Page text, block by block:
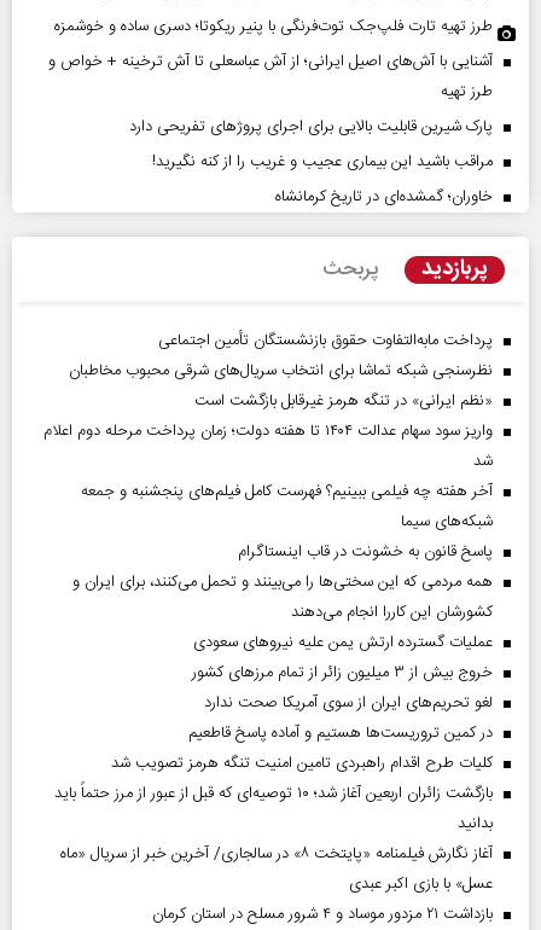
طرز تهیه تارت فلپ‌جک توت‌فرنگی با پنیر ریکوتا؛ دسری ساده و خوشمزه
آشنایی با آش‌های اصیل ایرانی؛ از آش عباسعلی تا آش ترخینه + خواص و
طرز تهیه
پارک شیرین قابلیت‌ بالایی برای اجرای پروژهای تفریحی دارد
مراقب باشید این بیماری عجیب و غریب را از کنه نگیرید!
خاوران؛ گمشده‌ای در تاریخ کرمانشاه
پربازدید پربحث
پرداخت مابه‌التفاوت حقوق بازنشستگان تأمین اجتماعی
نظرسنجی شبکه تماشا برای انتخاب سریال‌های شرقی محبوب مخاطبان
«نظم ایرانی» در تنگه هرمز غیرقابل بازگشت است
واریز سود سهام عدالت ۱۴۰۴ تا هفته دولت؛ زمان پرداخت مرحله دوم اعلام
شد
آخر هفته چه فیلمی ببینیم؟ فهرست کامل فیلم‌های پنجشنبه و جمعه
شبکه‌های سیما
پاسخ قانون به خشونت در قاب اینستاگرام
همه مردمی که این سختی‌ها را می‌بینند و تحمل می‌کنند، برای ایران و
کشورشان این کاررا انجام می‌دهند
عملیات گسترده ارتش یمن علیه نیروهای سعودی
خروج بیش از ۳ میلیون زائر از تمام مرز‌های کشور
لغو تحریم‌های ایران از سوی آمریکا صحت ندارد
در کمین تروریست‌ها هستیم و آماده پاسخ قاطعیم
کلیات طرح اقدام راهبردی تامین امنیت تنگه هرمز تصویب شد
بازگشت زائران اربعین آغاز شد؛ ۱۰ توصیه‌ای که قبل از عبور از مرز حتماً باید
بدانید
آغاز نگارش فیلمنامه «پایتخت ۸» در سالجاری/ آخرین خبر از سریال «ماه
عسل» با بازی اکبر عبدی
بازداشت ۲۱ مزدور موساد و ۴ شرور مسلح در استان کرمان